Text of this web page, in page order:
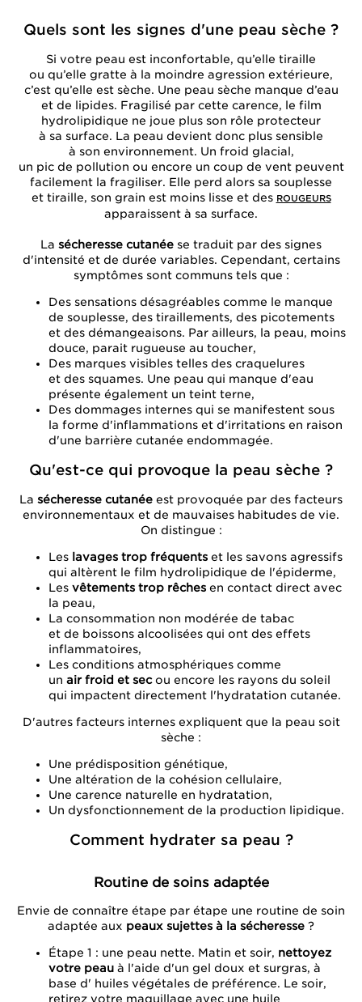
Quels sont les signes d'une peau sèche ?
Si votre peau est inconfortable, qu’elle tiraille
ou qu’elle gratte à la moindre agression extérieure,
c’est qu’elle est sèche. Une peau sèche manque d’eau
et de lipides. Fragilisé par cette carence, le film
hydrolipidique ne joue plus son rôle protecteur
à sa surface. La peau devient donc plus sensible
à son environnement. Un froid glacial,
un pic de pollution ou encore un coup de vent peuvent
facilement la fragiliser. Elle perd alors sa souplesse
et tiraille, son grain est moins lisse et des ROUGEURS
apparaissent à sa surface.
La sécheresse cutanée se traduit par des signes
d'intensité et de durée variables. Cependant, certains
symptômes sont communs tels que :
Des sensations désagréables comme le manque
de souplesse, des tiraillements, des picotements
et des démangeaisons. Par ailleurs, la peau, moins
douce, parait rugueuse au toucher,
Des marques visibles telles des craquelures
et des squames. Une peau qui manque d'eau
présente également un teint terne,
Des dommages internes qui se manifestent sous
la forme d'inflammations et d'irritations en raison
d'une barrière cutanée endommagée.
Qu'est-ce qui provoque la peau sèche ?
La sécheresse cutanée est provoquée par des facteurs
environnementaux et de mauvaises habitudes de vie.
On distingue :
Les lavages trop fréquents et les savons agressifs
qui altèrent le film hydrolipidique de l'épiderme,
Les vêtements trop rêches en contact direct avec
la peau,
La consommation non modérée de tabac
et de boissons alcoolisées qui ont des effets
inflammatoires,
Les conditions atmosphériques comme
un air froid et secou encore les rayons du soleil
qui impactent directement l'hydratation cutanée.
D'autres facteurs internes expliquent que la peau soit
sèche :
Une prédisposition génétique,
Une altération de la cohésion cellulaire,
Une carence naturelle en hydratation,
Un dysfonctionnement de la production lipidique.
Comment hydrater sa peau ?
Routine de soins adaptée
Envie de connaître étape par étape une routine de soin
adaptée aux peaux sujettes à la sécheresse ?
Étape 1 : une peau nette. Matin et soir, nettoyez
votre peau à l'aide d'un gel doux et surgras, à
base d' huiles végétales de préférence. Le soir,
retirez votre maquillage avec une huile